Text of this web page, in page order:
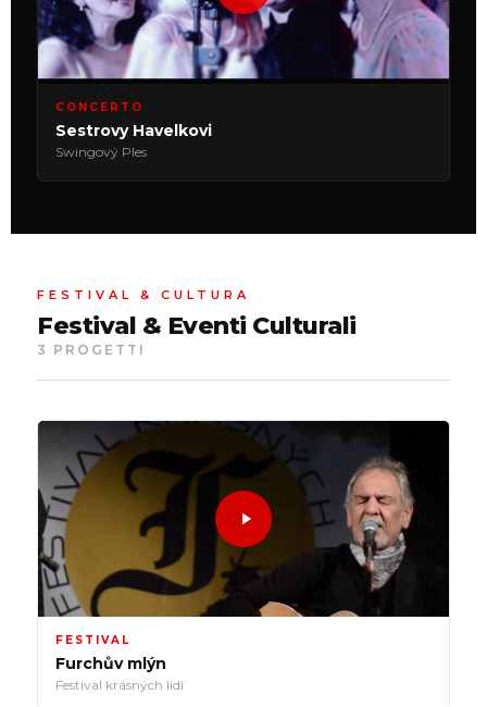
CONCERTO
Sestrovy Havelkovi
Swingový Ples
FESTIVAL & CULTURA
Festival & Eventi Culturali
3 PROGETTI
FESTIVAL
Furchův mlýn
Festival krásných lidí